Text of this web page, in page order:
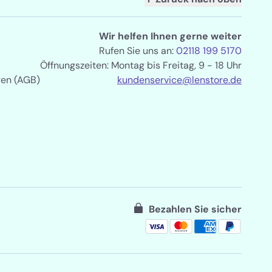
(AGB)
Wir helfen Ihnen gerne weiter
Rufen Sie uns an:02118 199 5170
Öffnungszeiten: Montag bis Freitag, 9 - 18 Uhr
kundenservice@lenstore.de
Bezahlen Sie sicher